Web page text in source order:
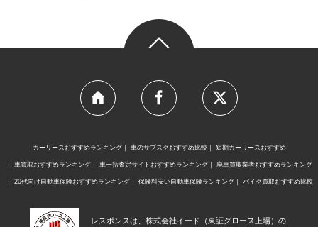
カーリースおすすめランキング 車のサブスクおすすめ比較 短期カーリースおすすめ
車買取おすすめランキング 車一括査定サイトおすすめランキング 廃車買取業者おすすめランキング
20代向け自動車保険おすすめランキング 保険料安い自動車保険ランキング バイク買取おすすめ比較
レスポンスは、株式会社イード（東証グロース上場）の